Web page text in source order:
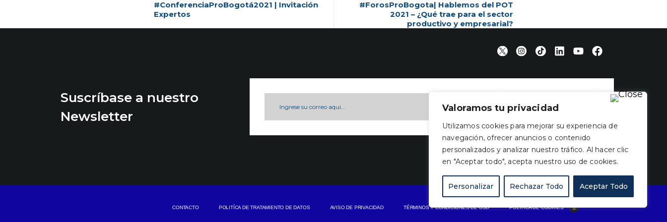
Valoramos tu privacidad
Utilizamos cookies para mejorar su experiencia de
navegación, ofrecer anuncios o contenido
personalizados y analizar nuestro tráfico. Al hacer clic
en "Aceptar todo", acepta nuestro uso de cookies.
Personalizar Rechazar Todo Aceptar Todo
#ConferenciaProBogotá2021 | Invitación
Expertos
#ForosProBogota| Hablemos del POT
2021 – ¿Qué trae para el sector
productivo y empresarial?
Suscríbase a nuestro
Newsletter
CONTACTO POLITÍCA DE TRATAMIENTO DE DATOS AVISO DE PRIVACIDAD TÉRMINOS Y CONDICIONES DE USO POLÍTICA DE COOKIES